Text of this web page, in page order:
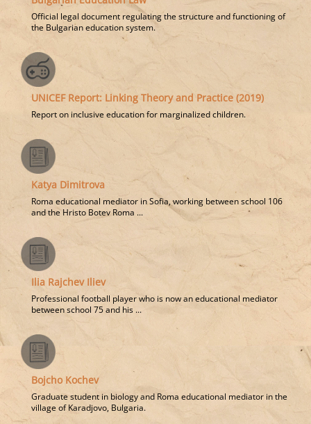
Official legal document regulating the structure and functioning of
the Bulgarian education system.
UNICEF Report: Linking Theory and Practice (2019)
Report on inclusive education for marginalized children.
Katya Dimitrova
Roma educational mediator in Sofia, working between school 106
and the Hristo Botev Roma ...
Ilia Rajchev Iliev
Professional football player who is now an educational mediator
between school 75 and his ...
Bojcho Kochev
Graduate student in biology and Roma educational mediator in the
village of Karadjovo, Bulgaria.